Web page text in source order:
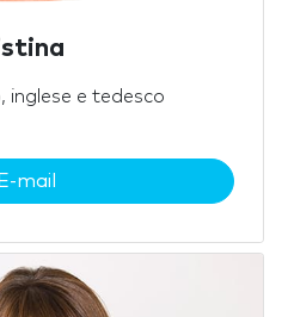
inglese e tedesco
E-mail